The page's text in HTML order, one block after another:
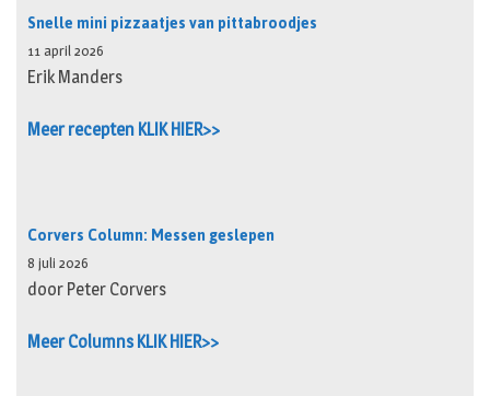
Snelle mini pizzaatjes van pittabroodjes
11 april 2026
Erik Manders
Meer recepten KLIK HIER>>
Corvers Column: Messen geslepen
8 juli 2026
door Peter Corvers
Meer Columns KLIK HIER>>